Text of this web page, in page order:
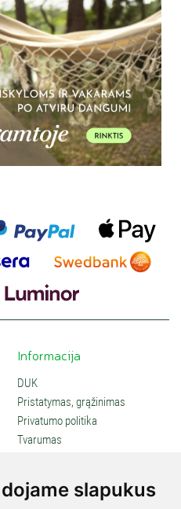
slapukus
Informacija
DUK
Pristatymas, grąžinimas
Privatumo politika
Tvarumas
Social media